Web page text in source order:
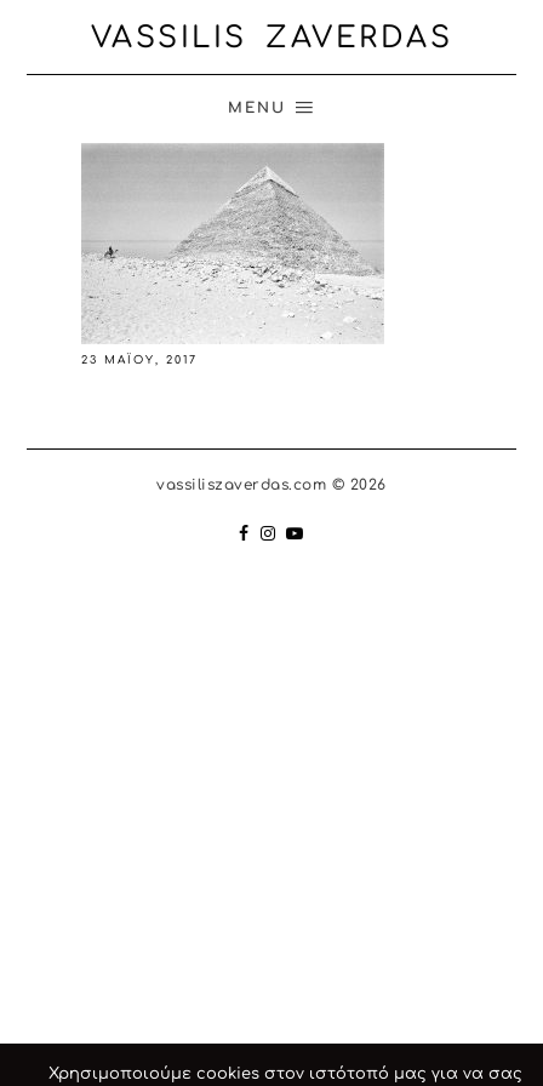
VASSILIS ZAVERDAS
MENU
23 ΜΑΪ́ΟΥ, 2017
vassiliszaverdas.com © 2026
Χρησιμοποιούμε cookies στον ιστότοπό μας για να σας